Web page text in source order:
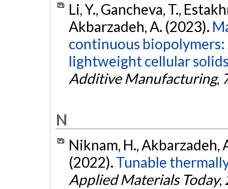
Li, Y., Gancheva, T.,
Akbarzadeh, A. (2023).
continuous
lightweight cellular
Additive Manufacturing,
N
Niknam, H., Akbarzadeh,
(2022). Tunable
Applied Materials Today,